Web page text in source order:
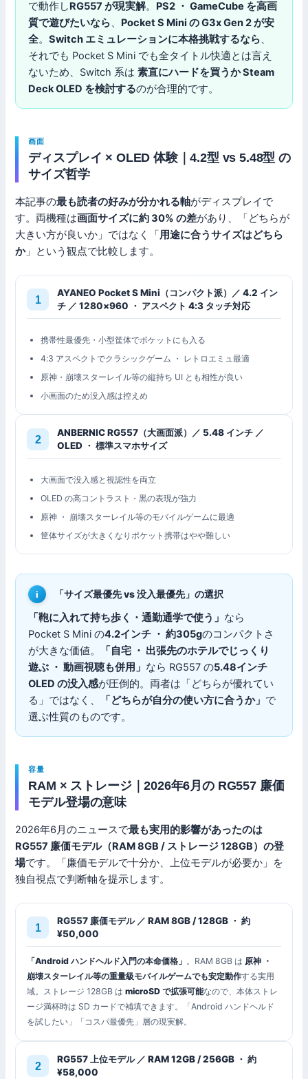
で動作しRG557 が現実解。 PS2 ・ GameCube を高画
質で遊びたいなら、 Pocket S Mini の G3x Gen 2 が安
全。Switch エミュレーションに本格挑戦するなら、
それでも Pocket S Mini でも全タイトル快適とは言え
ないため、Switch 系は素直にハードを買うか Steam
Deck OLED を検討するのが合理的です。
画面
ディスプレイ × OLED 体験｜4.2型 vs 5.48型 の
サイズ哲学
本記事の最も読者の好みが分かれる軸がディスプレイで
す。両機種は画面サイズに約 30% の差があり、「どちらが
大きい方が良いか」ではなく「用途に合うサイズはどちら
か」という観点で比較します。
AYANEO Pocket S Mini（コンパクト派）／ 4.2 イン
チ ／ 1280×960 ・ アスペクト 4:3 タッチ対応
携帯性最優先・小型筐体でポケットにも入る
4:3 アスペクトでクラシックゲーム ・ レトロエミュ最適
原神・崩壊スターレイル等の縦持ち UI とも相性が良い
小画面のため没入感は控えめ
ANBERNIC RG557（大画面派）／ 5.48 インチ ／
OLED ・ 標準スマホサイズ
大画面で没入感と視認性を両立
OLED の高コントラスト・黒の表現が強力
原神 ・ 崩壊スターレイル等のモバイルゲームに最適
筐体サイズが大きくなりポケット携帯はやや難しい
「サイズ最優先 vs 没入最優先」の選択
「鞄に入れて持ち歩く・通勤通学で使う」 なら
Pocket S Mini の4.2インチ ・ 約305gのコンパクトさ
が大きな価値。
「自宅 ・ 出張先のホテルでじっくり
遊ぶ ・ 動画視聴も併用」 なら RG557 の5.48インチ
OLED の没入感が圧倒的。両者は「どちらが優れてい
る」ではなく、
「どちらが自分の使い方に合うか」 で
選ぶ性質のものです。
容量
RAM × ストレージ｜2026年6月の RG557 廉価
モデル登場の意味
2026年6月のニュースで最も実用的影響があったのは
RG557 廉価モデル（RAM 8GB / ストレージ 128GB）の登
場です。「廉価モデルで十分か、上位モデルが必要か」を
独自視点で判断軸を提示します。
RG557 廉価モデル ／ RAM 8GB / 128GB ・ 約
¥50,000
「Android ハンドヘルド入門の本命価格」 。RAM 8GB は 原神 ・
崩壊スターレイル等の重量級モバイルゲームでも安定動作する実用
域。ストレージ 128GB はmicroSD で拡張可能なので、本体ストレ
ージ満杯時は SD カードで補填できます。「Android ハンドヘルド
を試したい」「コスパ最優先」層の現実解。
RG557 上位モデル ／ RAM 12GB / 256GB ・ 約
¥58,000